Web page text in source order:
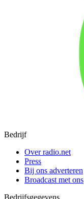
Bedrijf
Over radio.net
Press
Bij ons adverteren
Broadcast met ons
Bedrijfsgegevens